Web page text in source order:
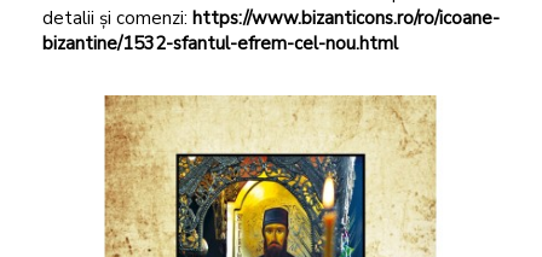
detalii și comenzi: https://www.bizanticons.ro/ro/icoane-
bizantine/1532-sfantul-efrem-cel-nou.html